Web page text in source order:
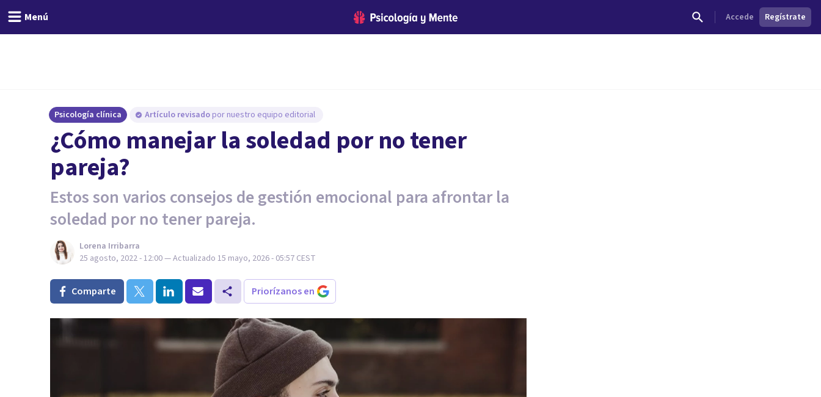
Menú Accede Regístrate
Psicología clínica Artículo revisado por nuestro equipo editorial
¿Cómo manejar la soledad por no tener
pareja?
Estos son varios consejos de gestión emocional para afrontar la
soledad por no tener pareja.
Lorena Irribarra
25 agosto, 2022 - 12:00— Actualizado 15 mayo, 2026 - 05:57 CEST
Comparte Priorízanos en